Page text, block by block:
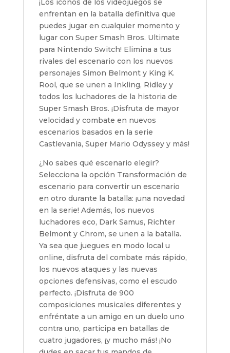
¡Los íconos de los videojuegos se
enfrentan en la batalla definitiva que
puedes jugar en cualquier momento y
lugar con Super Smash Bros. Ultimate
para Nintendo Switch! Elimina a tus
rivales del escenario con los nuevos
personajes Simon Belmont y King K.
Rool, que se unen a Inkling, Ridley y
todos los luchadores de la historia de
Super Smash Bros. ¡Disfruta de mayor
velocidad y combate en nuevos
escenarios basados ​​en la serie
Castlevania, Super Mario Odyssey y más!
¿No sabes qué escenario elegir?
Selecciona la opción Transformación de
escenario para convertir un escenario
en otro durante la batalla: ¡una novedad
en la serie! Además, los nuevos
luchadores eco, Dark Samus, Richter
Belmont y Chrom, se unen a la batalla.
Ya sea que juegues en modo local u
online, disfruta del combate más rápido,
los nuevos ataques y las nuevas
opciones defensivas, como el escudo
perfecto. ¡Disfruta de 900
composiciones musicales diferentes y
enfréntate a un amigo en un duelo uno
contra uno, participa en batallas de
cuatro jugadores, ¡y mucho más! ¡No